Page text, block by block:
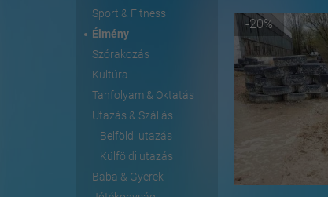
Sport & Fitness
Élmény
Szórakozás
Kultúra
Tanfolyam & Oktatás
Utazás & Szállás
Belföldi utazás
Külföldi utazás
Baba & Gyerek
-20%